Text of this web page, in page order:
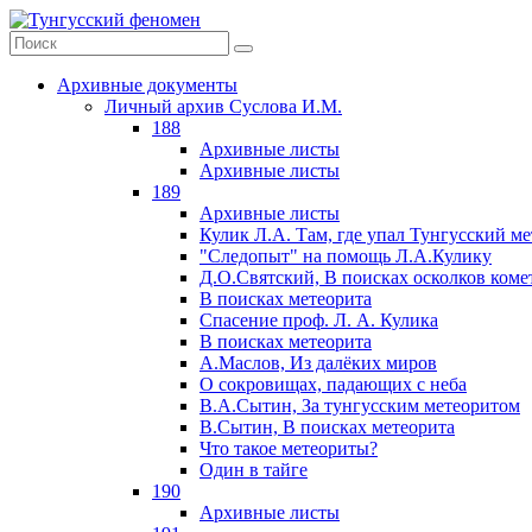
Архивные документы
Личный архив Суслова И.М.
188
Архивные листы
Архивные листы
189
Архивные листы
Кулик Л.А. Там, где упал Тунгусский
"Следопыт" на помощь Л.А.Кулику
Д.О.Святский, В поисках осколков
В поисках метеорита
Спасение проф. Л. А. Кулика
В поисках метеорита
А.Маслов, Из далёких миров
О сокровищах, падающих с неба
В.А.Сытин, За тунгусским метеоритом
В.Сытин, В поисках метеорита
Что такое метеориты?
Один в тайге
190
Архивные листы